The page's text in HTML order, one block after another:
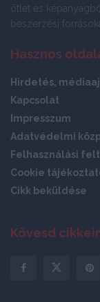
ötlet és
beszerzési
Hasznos
Hirdetés,
Kapcsolat
Impresszum
Adatvédelmi
Felhasználási
Cookie
Cikk beküldése
Kövesd